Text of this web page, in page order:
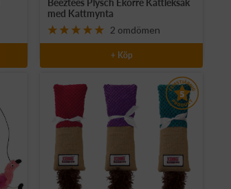
pris
Beeztees Plysch Ekorre Kattleksak
med Kattmynta
2 omdömen
+ Köp